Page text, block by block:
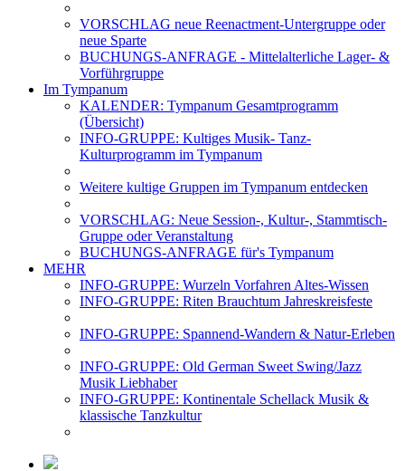
VORSCHLAG neue Reenactment-Untergruppe oder
neue Sparte
BUCHUNGS-ANFRAGE - Mittelalterliche Lager- &
Vorführgruppe
Im Tympanum
KALENDER: Tympanum Gesamtprogramm
(Übersicht)
INFO-GRUPPE: Kultiges Musik- Tanz-
Kulturprogramm im Tympanum
Weitere kultige Gruppen im Tympanum entdecken
VORSCHLAG: Neue Session-, Kultur-, Stammtisch-
Gruppe oder Veranstaltung
BUCHUNGS-ANFRAGE für's Tympanum
MEHR
INFO-GRUPPE: Wurzeln Vorfahren Altes-Wissen
INFO-GRUPPE: Riten Brauchtum Jahreskreisfeste
INFO-GRUPPE: Spannend-Wandern & Natur-Erleben
INFO-GRUPPE: Old German Sweet Swing/Jazz
Musik Liebhaber
INFO-GRUPPE: Kontinentale Schellack Musik &
klassische Tanzkultur